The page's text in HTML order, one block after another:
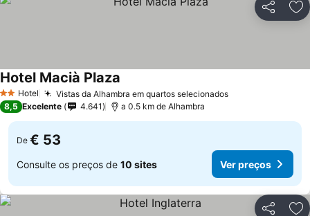
Partilhar
2 Estrelas
Hotel Vistas da Alhambra em quartos selecionados
Hotel Macià Plaza
8,5 Excelente 4.641 a 0.5 km de Alhambra
De € 53
Consulte os preços de 10 sites Ver preços